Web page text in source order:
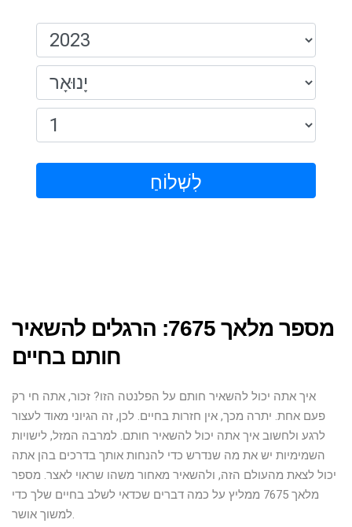
לִשְׁלוֹחַ
מספר מלאך 7675: הרגלים להשאיר
חותם בחיים
איך אתה יכול להשאיר חותם על הפלנטה הזו? זכור, אתה חי רק
פעם אחת. יתרה מכך, אין חזרות בחיים. לכן, זה הגיוני מאוד לעצור
לרגע ולחשוב איך אתה יכול להשאיר חותם. למרבה המזל, לישויות
השמימיות יש את מה שנדרש כדי להנחות אותך בדרכים בהן אתה
יכול לצאת מהעולם הזה, ולהשאיר מאחור משהו שראוי לאצר. מספר
מלאך 7675 ממליץ על כמה דברים שכדאי לשלב בחיים שלך כדי
למשוך אושר.